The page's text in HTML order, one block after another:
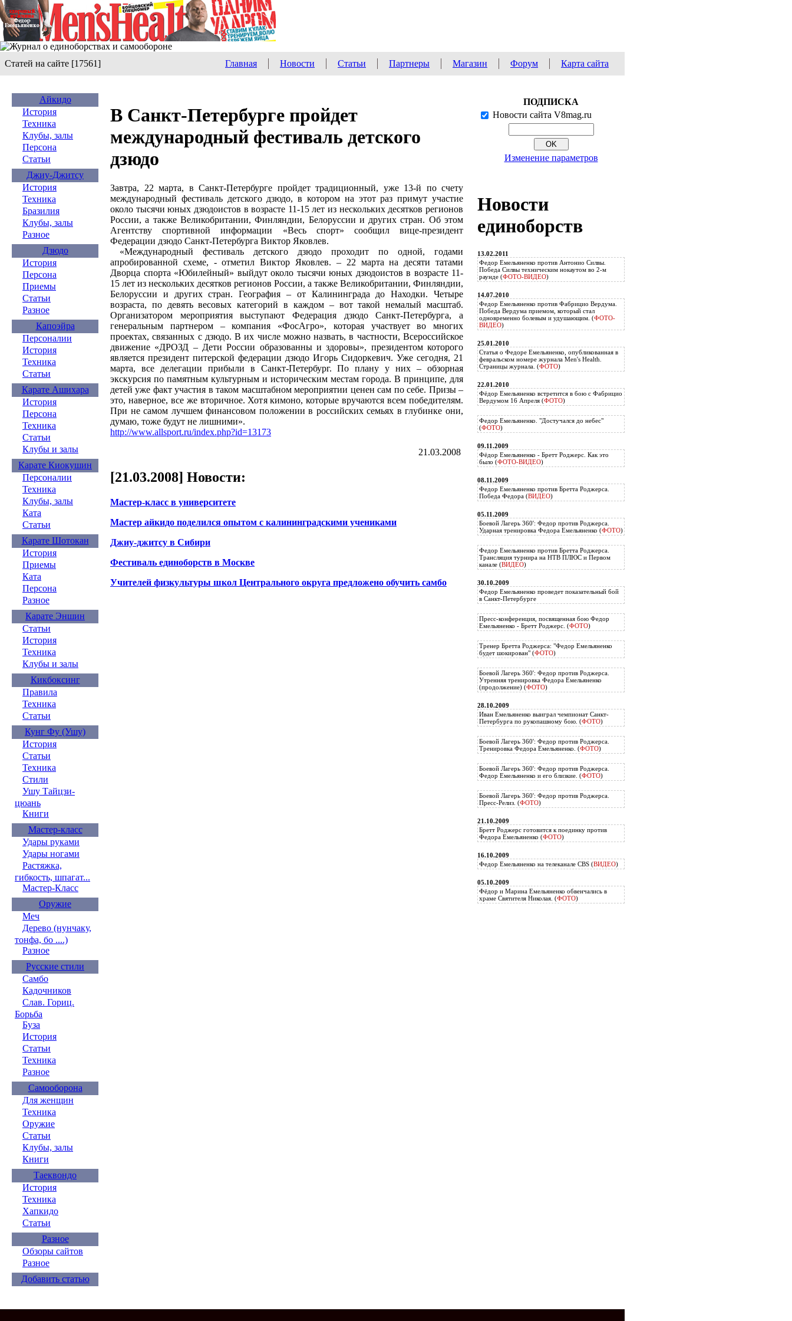
Статей на сайте [17561] Главная Новости Статьи Партнеры Магазин Форум Карта сайта
Айкидо
История
Техника
Клубы, залы
Персона
Статьи
Джиу-Джитсу
История
Техника
Бразилия
Клубы, залы
Разное
Дзюдо
История
Персона
Приемы
Статьи
Разное
Капоэйра
Персоналии
История
Техника
Статьи
Карате Ашихара
История
Персона
Техника
Статьи
Клубы и залы
Карате Киокушин
Персоналии
Техника
Клубы, залы
Ката
Статьи
Карате Шотокан
История
Приемы
Ката
Персона
Разное
Карате Эншин
Статьи
История
Техника
Клубы и залы
Кикбоксинг
Правила
Техника
Статьи
Кунг Фу (Ушу)
История
Статьи
Техника
Стили
Ушу Тайцзи-
цюань
Книги
Мастер-класс
Удары руками
Удары ногами
Растяжка,
гибкость, шпагат...
Мастер-Класс
Оружие
Меч
Дерево (нунчаку,
тонфа, бо ....)
Разное
Русские стили
Самбо
Кадочников
Слав. Гориц.
Борьба
Буза
История
Статьи
Техника
Разное
Самооборона
Для женщин
Техника
Оружие
Статьи
Клубы, залы
Книги
Таеквондо
История
Техника
Хапкидо
Статьи
Разное
Обзоры сайтов
Разное
Добавить статью
В Санкт-Петербурге пройдет
международный фестиваль детского
дзюдо
Завтра, 22 марта, в Санкт-Петербурге пройдет традиционный, уже 13-й по счету
международный фестиваль детского дзюдо, в котором на этот раз примут участие
около тысячи юных дзюдоистов в возрасте 11-15 лет из нескольких десятков регионов
России, а также Великобритании, Финляндии, Белоруссии и других стран. Об этом
Агентству спортивной информации «Весь спорт» сообщил вице-президент
Федерации дзюдо Санкт-Петербурга Виктор Яковлев.
«Международный фестиваль детского дзюдо проходит по одной, годами
апробированной схеме, - отметил Виктор Яковлев. – 22 марта на десяти татами
Дворца спорта «Юбилейный» выйдут около тысячи юных дзюдоистов в возрасте 11-
15 лет из нескольких десятков регионов России, а также Великобритании, Финляндии,
Белоруссии и других стран. География – от Калининграда до Находки. Четыре
возраста, по девять весовых категорий в каждом – вот такой немалый масштаб.
Организатором мероприятия выступают Федерация дзюдо Санкт-Петербурга, а
генеральным партнером – компания «ФосАгро», которая участвует во многих
проектах, связанных с дзюдо. В их числе можно назвать, в частности, Всероссийское
движение «ДРОЗД – Дети России образованны и здоровы», президентом которого
является президент питерской федерации дзюдо Игорь Сидоркевич. Уже сегодня, 21
марта, все делегации прибыли в Санкт-Петербург. По плану у них – обзорная
экскурсия по памятным культурным и историческим местам города. В принципе, для
детей уже факт участия в таком масштабном мероприятии ценен сам по себе. Призы –
это, наверное, все же вторичное. Хотя кимоно, которые вручаются всем победителям.
При не самом лучшем финансовом положении в российских семьях в глубинке они,
думаю, тоже будут не лишними».
http://www.allsport.ru/index.php?id=13173
21.03.2008
[21.03.2008] Новости:
Мастер-класс в университете
Мастер айкидо поделился опытом с калининградскими учениками
Джиу-джитсу в Сибири
Фестиваль единоборств в Москве
Учителей физкультуры школ Центрального округа предложено обучить самбо
ПОДПИСКА
Новости сайта V8mag.ru
Изменение параметров
Новости
единоборств
13.02.2011
Федор Емельяненко против Антонио Силвы.
Победа Силвы техническим нокаутом во 2-м
раунде (ФОТО-ВИДЕО)
14.07.2010
Федор Емельяненко против Фабрицио Вердума.
Победа Вердума приемом, который стал
одновременно болевым и удушающим. (ФОТО-
ВИДЕО)
25.01.2010
Статья о Федоре Емельяненко, опубликованная в
февральском номере журнала Men's Health.
Страницы журнала. (ФОТО)
22.01.2010
Фёдор Емельяненко встретится в бою с Фабрицио
Вердумом 16 Апреля (ФОТО)
Федор Емельяненко. "Достучался до небес"
(ФОТО)
09.11.2009
Фёдор Емельяненко - Бретт Роджерс. Как это
было (ФОТО-ВИДЕО)
08.11.2009
Федор Емельяненко против Бретта Роджерса.
Победа Федора (ВИДЕО)
05.11.2009
Боевой Лагерь 360': Федор против Роджерса.
Ударная тренировка Федора Емельяненко (ФОТО)
Федор Емельяненко против Бретта Роджерса.
Трансляция турнира на НТВ ПЛЮС и Первом
канале (ВИДЕО)
30.10.2009
Федор Емельяненко проведет показательный бой
в Санкт-Петербурге
Пресс-конференция, посвященная бою Федор
Емельяненко - Бретт Роджерс. (ФОТО)
Тренер Бретта Роджерса: "Федор Емельяненко
будет шокирован" (ФОТО)
Боевой Лагерь 360': Федор против Роджерса.
Утренняя тренировка Федора Емельяненко
(продолжение) (ФОТО)
28.10.2009
Иван Емельяненко выиграл чемпионат Санкт-
Петербурга по рукопашному бою. (ФОТО)
Боевой Лагерь 360': Федор против Роджерса.
Тренировка Федора Емельяненко. (ФОТО)
Боевой Лагерь 360': Федор против Роджерса.
Федор Емельяненко и его близкие. (ФОТО)
Боевой Лагерь 360': Федор против Роджерса.
Пресс-Релиз. (ФОТО)
21.10.2009
Бретт Роджерс готовится к поединку против
Федора Емельяненко (ФОТО)
16.10.2009
Федор Емельяненко на телеканале CBS (ВИДЕО)
05.10.2009
Фёдор и Марина Емельяненко обвенчались в
храме Святителя Николая. (ФОТО)